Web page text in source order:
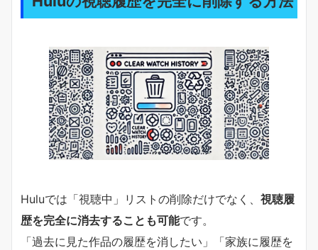
Huluでは「視聴中」リストの削除だけでなく、 視聴履
歴を完全に消去することも可能です。
「過去に見た作品の履歴を消したい」「家族に履歴を